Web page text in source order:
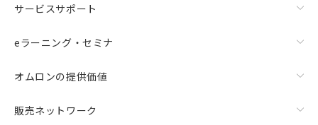
サービスサポート
eラーニング・セミナ
オムロンの提供価値
販売ネットワーク